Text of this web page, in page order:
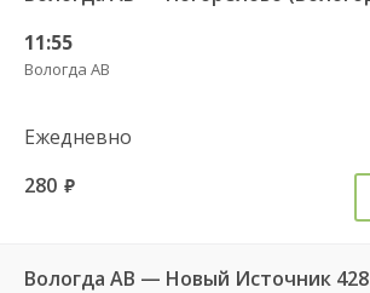
11:55
Вологда АВ
Ежедневно
280 руб.
Вологда АВ — Новый Источник 428